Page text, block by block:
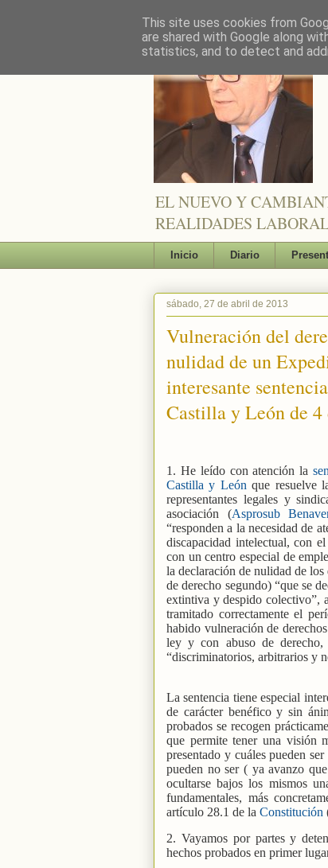
EL NUEVO Y
REALIDADES
Inicio Diario
sábado, 27 de abril de 2013
Vulneración del
nulidad de un
interesante
Castilla y León de 4
1. He leído con atención la
Castilla y Leónque resuelve
representantes legales y
asociación (Asprosub
“responden a la necesidad de
discapacidad intelectual, con
con un centro especial de
la declaración de nulidad de
de derecho segundo) “que se
extintiva y despido colectivo”,
tramitado correctamente el
habido vulneración de
ley y con abuso de derecho,
“discriminatorios, arbitrarios y
La sentencia tiene especial
de carácter benéfico y sin
probados se recogen
que permite tener una visión
presentado y cuáles pueden
pueden no ser ( ya avanzo
ocultarse bajos los mismos
fundamentales, más
artículo 28.1 de la Constitución
2. Vayamos por partes y
hechos probados en primer
This site uses cookies from
are shared with Google along
statistics, and to detect and